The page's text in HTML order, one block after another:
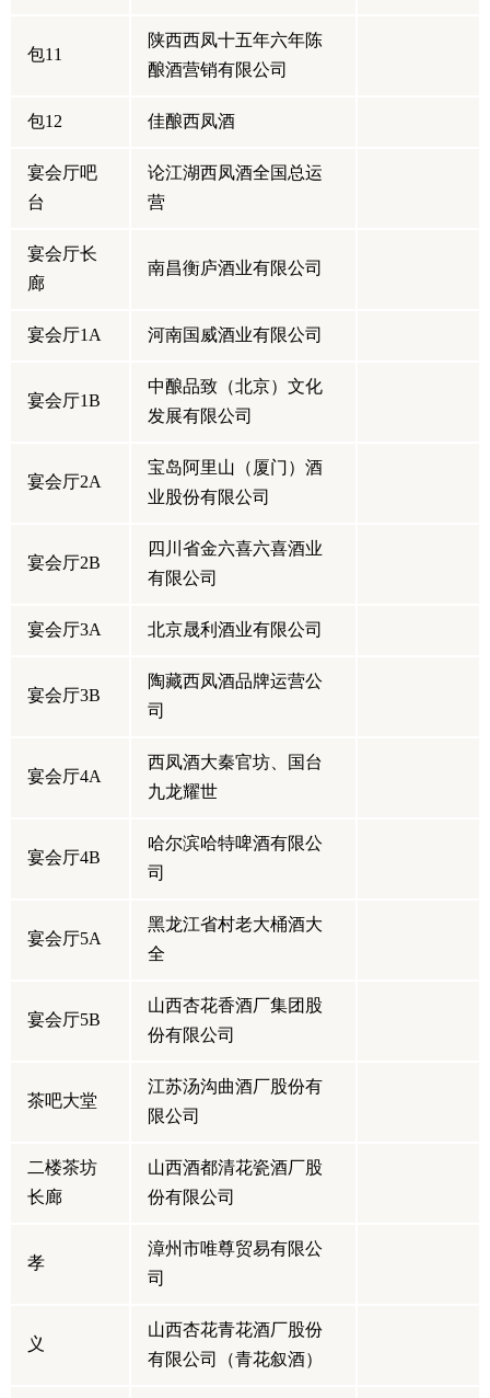
包11
陕西西凤十五年六年陈
酿酒营销有限公司
包12 佳酿西凤酒
宴会厅吧
台
论江湖西凤酒全国总运
营
宴会厅长
廊
南昌衡庐酒业有限公司
宴会厅1A 河南国威酒业有限公司
宴会厅1B
中酿品致（北京）文化
发展有限公司
宴会厅2A
宝岛阿里山（厦门）酒
业股份有限公司
宴会厅2B
四川省金六喜六喜酒业
有限公司
宴会厅3A 北京晟利酒业有限公司
宴会厅3B
陶藏西凤酒品牌运营公
司
宴会厅4A
西凤酒大秦官坊、国台
九龙耀世
宴会厅4B
哈尔滨哈特啤酒有限公
司
宴会厅5A
黑龙江省村老大桶酒大
全
宴会厅5B
山西杏花香酒厂集团股
份有限公司
茶吧大堂
江苏汤沟曲酒厂股份有
限公司
二楼茶坊
长廊
山西酒都清花瓷酒厂股
份有限公司
孝
漳州市唯尊贸易有限公
司
义
山西杏花青花酒厂股份
有限公司（青花叙酒）